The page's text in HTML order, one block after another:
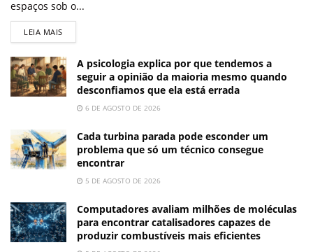
espaços sob o...
LEIA MAIS
A psicologia explica por que tendemos a
seguir a opinião da maioria mesmo quando
desconfiamos que ela está errada
6 DE AGOSTO DE 2026
Cada turbina parada pode esconder um
problema que só um técnico consegue
encontrar
5 DE AGOSTO DE 2026
Computadores avaliam milhões de moléculas
para encontrar catalisadores capazes de
produzir combustíveis mais eficientes